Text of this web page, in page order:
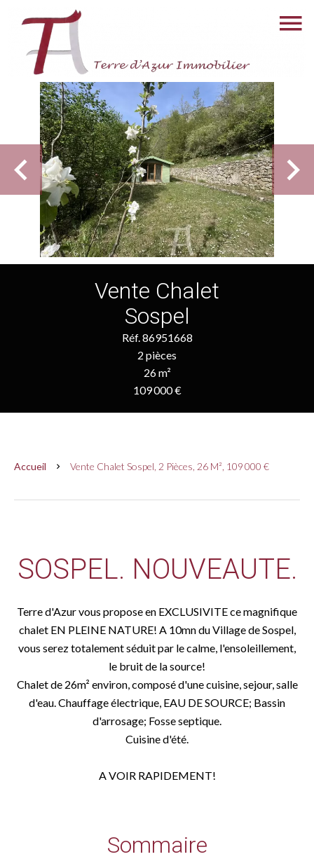
Vente Chalet
Sospel
Réf. 86951668
2 pièces
26 m²
109 000 €
Accueil Vente Chalet Sospel, 2 Pièces, 26 M², 109 000 €
SOSPEL. NOUVEAUTE.
Terre d'Azur vous propose en EXCLUSIVITE ce magnifique
chalet EN PLEINE NATURE! A 10mn du Village de Sospel,
vous serez totalement séduit par le calme, l'ensoleillement,
le bruit de la source!
Chalet de 26m² environ, composé d'une cuisine, sejour, salle
d'eau. Chauffage électrique, EAU DE SOURCE; Bassin
d'arrosage; Fosse septique.
Cuisine d'été.
A VOIR RAPIDEMENT!
Sommaire